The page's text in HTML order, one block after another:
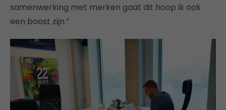
samenwerking met merken gaat dit hoop ik ook
een boost zijn.”